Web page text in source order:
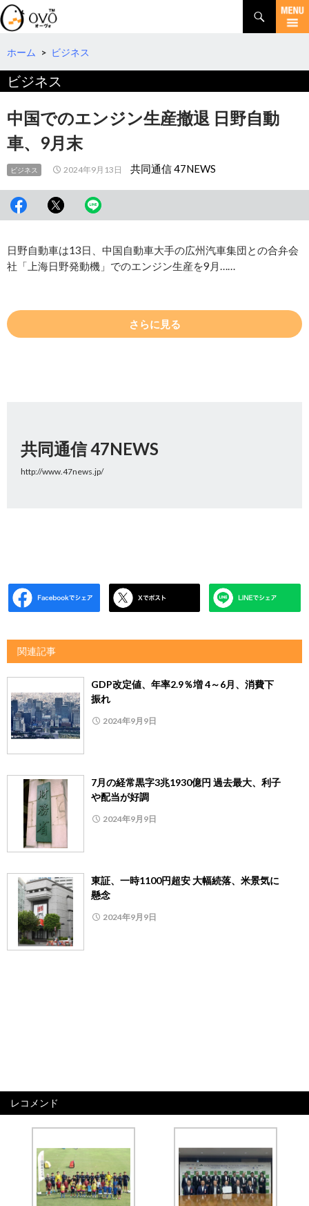
検
索
コ
テ
へ
動
ホーム > ビジネス
ビジネス
中国でのエンジン生産撤退 日野自動
車、9月末
ビジネス 2024年9月13日 共同通信 47NEWS
日野自動車は13日、中国自動車大手の広州汽車集団との合弁会
社「上海日野発動機」でのエンジン生産を9月……
さらに見る
共同通信 47NEWS
http://www.47news.jp/
関連記事
GDP改定値、年率2.9％増 4～6月、消費下
振れ
2024年9月9日
7月の経常黒字3兆1930億円 過去最大、利子
や配当が好調
2024年9月9日
東証、一時1100円超安 大幅続落、米景気に
懸念
2024年9月9日
レコメンド